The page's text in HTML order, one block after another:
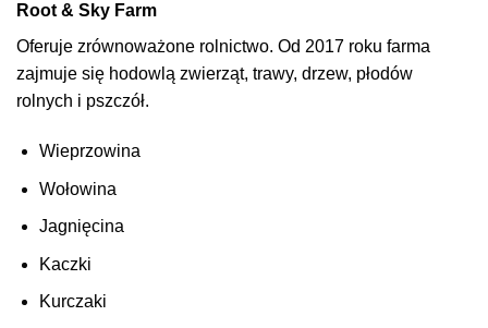
Root & Sky Farm
Oferuje zrównoważone rolnictwo. Od 2017 roku farma
zajmuje się hodowlą zwierząt, trawy, drzew, płodów
rolnych i pszczół.
Wieprzowina
Wołowina
Jagnięcina
Kaczki
Kurczaki